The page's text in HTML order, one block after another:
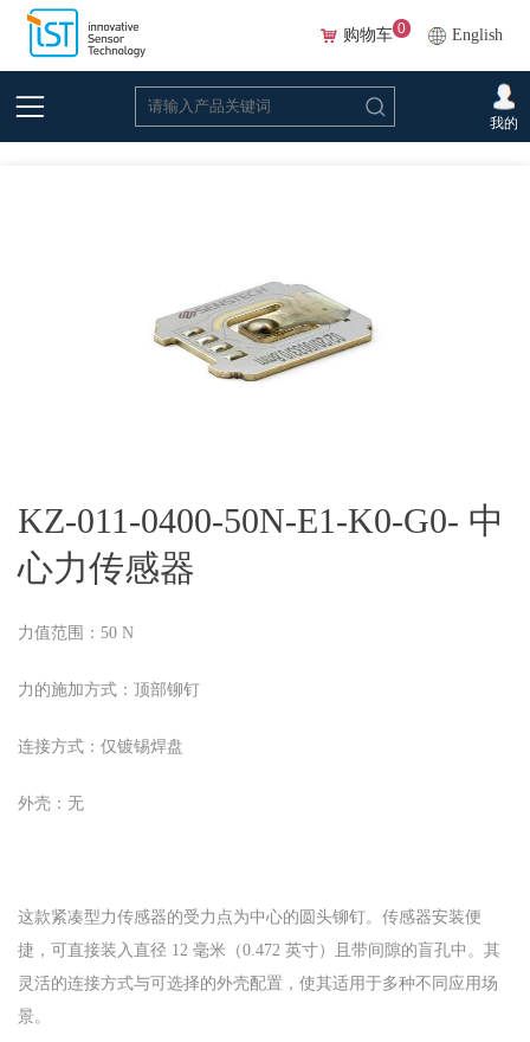
English
购物车 0
我的
首页 >力传感器> 力传感器元件 >KZ-011-0400-50N-E1-K0-
KZ-011-0400-50N-E1-K0-G0- 中
心力传感器
力值范围：50 N
力的施加方式：顶部铆钉
连接方式：仅镀锡焊盘
外壳：无
这款紧凑型力传感器的受力点为中心的圆头铆钉。传感器安装便
捷，可直接装入直径 12 毫米（0.472 英寸）且带间隙的盲孔中。其
灵活的连接方式与可选择的外壳配置，使其适用于多种不同应用场
景。